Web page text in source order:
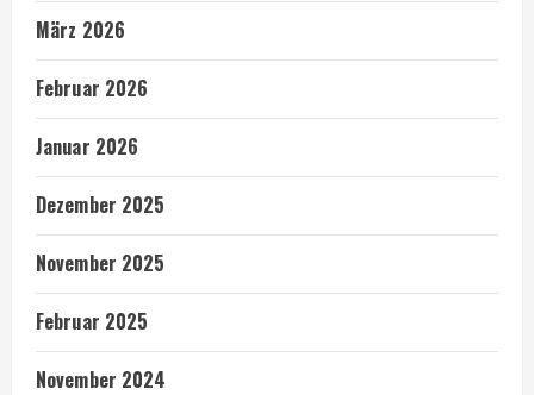
März 2026
Februar 2026
Januar 2026
Dezember 2025
November 2025
Februar 2025
November 2024